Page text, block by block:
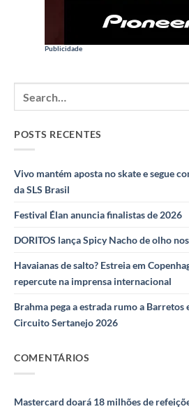
Publicidade
POSTS RECENTES
Vivo mantém aposta no skate e segue
da SLS Brasil
Festival Élan anuncia finalistas de 2026
DORITOS lança Spicy Nacho de olho
Havaianas de salto? Estreia em
repercute na imprensa internacional
Brahma pega a estrada rumo a Barretos
Circuito Sertanejo 2026
COMENTÁRIOS
Mastercard doará 18 milhões de